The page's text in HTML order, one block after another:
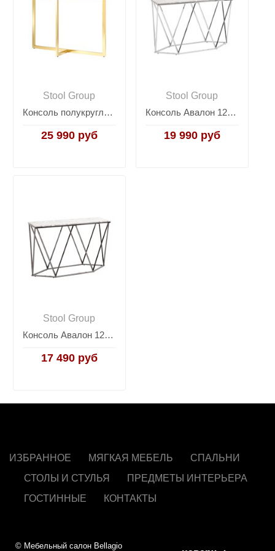
Stool Group
Консоль полукруглая АЛЬБА 115*30 золото стекло черное
25 990 руб
Stool Group
Консоль Авалон 122*41 серый мрамор сталь серебро
19 990 руб
Stool Group
Консоль Авалон 122*41 серый мрамор сталь темный хром
17 490 руб
ИЗБРАННОЕ МЯГКАЯ МЕБЕЛЬ
СПАЛЬНИ
СТОЛЫ И СТУЛЬЯ
ПРЕДМЕТЫ ИНТЕРЬЕРА
ГОСТИННЫЕ
КОНТАКТЫ
© Мебельный салон Bellagio